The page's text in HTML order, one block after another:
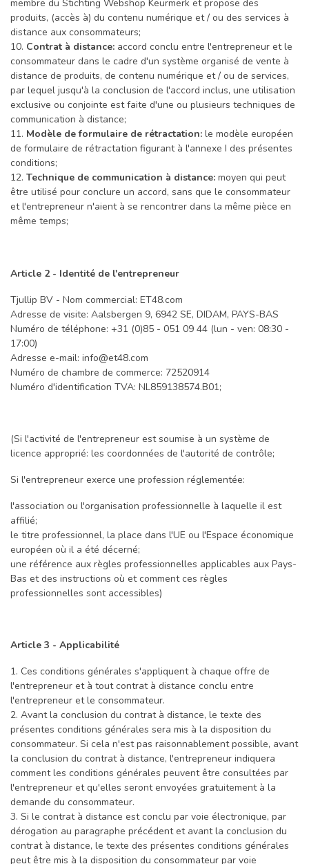
membre du Stichting Webshop Keurmerk et propose des
produits, (accès à) du contenu numérique et / ou des services à
distance aux consommateurs;
10. Contrat à distance: accord conclu entre l'entrepreneur et le
consommateur dans le cadre d'un système organisé de vente à
distance de produits, de contenu numérique et / ou de services,
par lequel jusqu'à la conclusion de l'accord inclus, une utilisation
exclusive ou conjointe est faite d'une ou plusieurs techniques de
communication à distance;
11. Modèle de formulaire de rétractation: le modèle européen
de formulaire de rétractation figurant à l'annexe I des présentes
conditions;
12. Technique de communication à distance: moyen qui peut
être utilisé pour conclure un accord, sans que le consommateur
et l'entrepreneur n'aient à se rencontrer dans la même pièce en
même temps;
Article 2 - Identité de l'entrepreneur
Tjullip BV - Nom commercial: ET48.com
Adresse de visite: Aalsbergen 9, 6942 SE, DIDAM, PAYS-BAS
Numéro de téléphone: +31 (0)85 - 051 09 44 (lun - ven: 08:30 -
17:00)
Adresse e-mail: info@et48.com
Numéro de chambre de commerce: 72520914
Numéro d'identification TVA: NL859138574.B01;
(Si l'activité de l'entrepreneur est soumise à un système de
licence approprié: les coordonnées de l'autorité de contrôle;
Si l'entrepreneur exerce une profession réglementée:
l'association ou l'organisation professionnelle à laquelle il est
affilié;
le titre professionnel, la place dans l'UE ou l'Espace économique
européen où il a été décerné;
une référence aux règles professionnelles applicables aux Pays-
Bas et des instructions où et comment ces règles
professionnelles sont accessibles)
Article 3 - Applicabilité
1. Ces conditions générales s'appliquent à chaque offre de
l'entrepreneur et à tout contrat à distance conclu entre
l'entrepreneur et le consommateur.
2. Avant la conclusion du contrat à distance, le texte des
présentes conditions générales sera mis à la disposition du
consommateur. Si cela n'est pas raisonnablement possible, avant
la conclusion du contrat à distance, l'entrepreneur indiquera
comment les conditions générales peuvent être consultées par
l'entrepreneur et qu'elles seront envoyées gratuitement à la
demande du consommateur.
3. Si le contrat à distance est conclu par voie électronique, par
dérogation au paragraphe précédent et avant la conclusion du
contrat à distance, le texte des présentes conditions générales
peut être mis à la disposition du consommateur par voie